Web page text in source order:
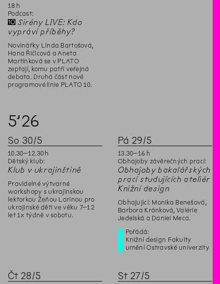
18 h
Podcast:
✝ Sirény LIVE: Kdo
vypráví příběhy?
Novinářky Linda Bartošová,
Hana Řičicová a Aneta
Martínková se v PLATO
zeptají, komu patří veřejná
debata. Druhá část nové
programové linie PLATO 10.
5’26
So 30/5
10.30–12.30 h
Dětský klub:
Klub v ukrajinštině
Pravidelné výtvarné
workshopy s ukrajinskou
lektorkou Žeňou Larinou pro
ukrajinské děti ve věku 7–12
let 1x týdně v sobotu.
Pá 29/5
13.30–16 h
Obhajoby závěrečných prací:
Obhajoby bakalářských
prací studujících ateliér
Knižní design
Obhajující: Monika Benešová,
Barbora Kránková, Valérie
Jedelská a Daniel Meca.
Pořádá:
Knižní design Fakulty
umění Ostravské univerzity
Čt 28/5 St 27/5